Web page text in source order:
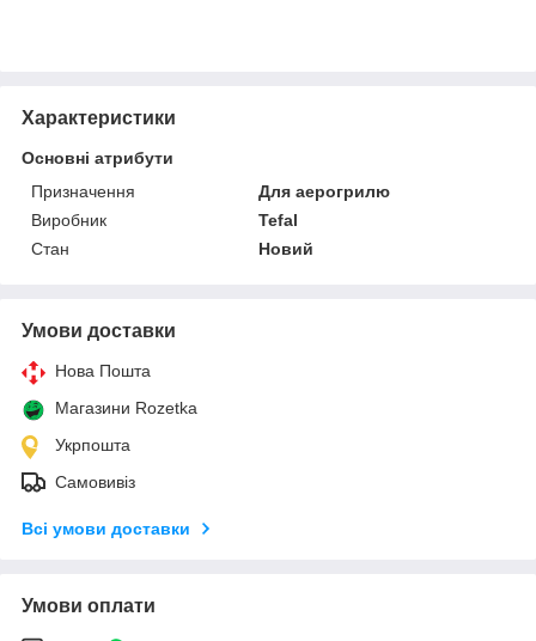
Характеристики
Основні атрибути
Призначення
Для аерогрилю
Виробник
Tefal
Стан
Новий
Умови доставки
Нова Пошта
Магазини Rozetka
Укрпошта
Самовивіз
Всі умови доставки
Умови оплати